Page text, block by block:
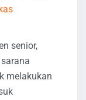
senior,
melakukan